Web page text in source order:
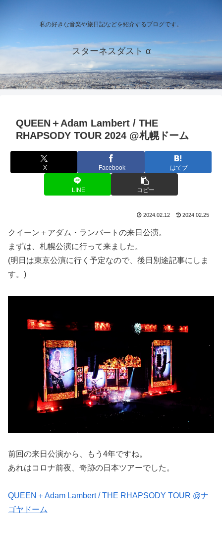
私の好きな音楽や旅日記などを紹介するブログです。
スターネスダスト α
QUEEN＋Adam Lambert / THE
RHAPSODY TOUR 2024 @札幌ドーム
X Facebook はてブ
LINE コピー
2024.02.12 2024.02.25
クイーン＋アダム・ランバートの来日公演。
まずは、札幌公演に行って来ました。
(明日は東京公演に行く予定なので、後日別途記事にしま
す。)
前回の来日公演から、もう4年ですね。
あれはコロナ前夜、奇跡の日本ツアーでした。
QUEEN＋Adam Lambert / THE RHAPSODY TOUR @ナ
ゴヤドーム